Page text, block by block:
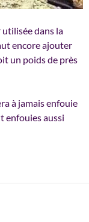
dans la
encore ajouter
un poids de près
à jamais enfouie
enfouies aussi